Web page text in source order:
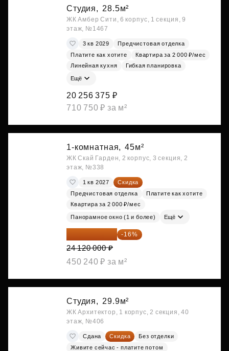
Студия, 28.5м²
ЖК Амбер Сити, 6 корпус, 1 секция, 9
этаж, №1467
3 кв 2029
Предчистовая отделка
Платите как хотите
Квартира за 2 000 ₽/мес
Линейная кухня
Гибкая планировка
Ещё
20 256 375 ₽
710 750 ₽ за м²
1-комнатная, 45м²
ЖК Скай Гарден, 2 корпус, 3 секция, 2
этаж, №338
1 кв 2027
Скидка
Предчистовая отделка
Платите как хотите
Квартира за 2 000 ₽/мес
Панорамное окно (1 и более) Ещё
20 260 800 ₽ -16%
24 120 000 ₽
450 240 ₽ за м²
Студия, 29.9м²
ЖК Архитектор, 1 корпус, 2 секция, 40
этаж, №406
Сдана Скидка
Без отделки
Живите сейчас - платите потом